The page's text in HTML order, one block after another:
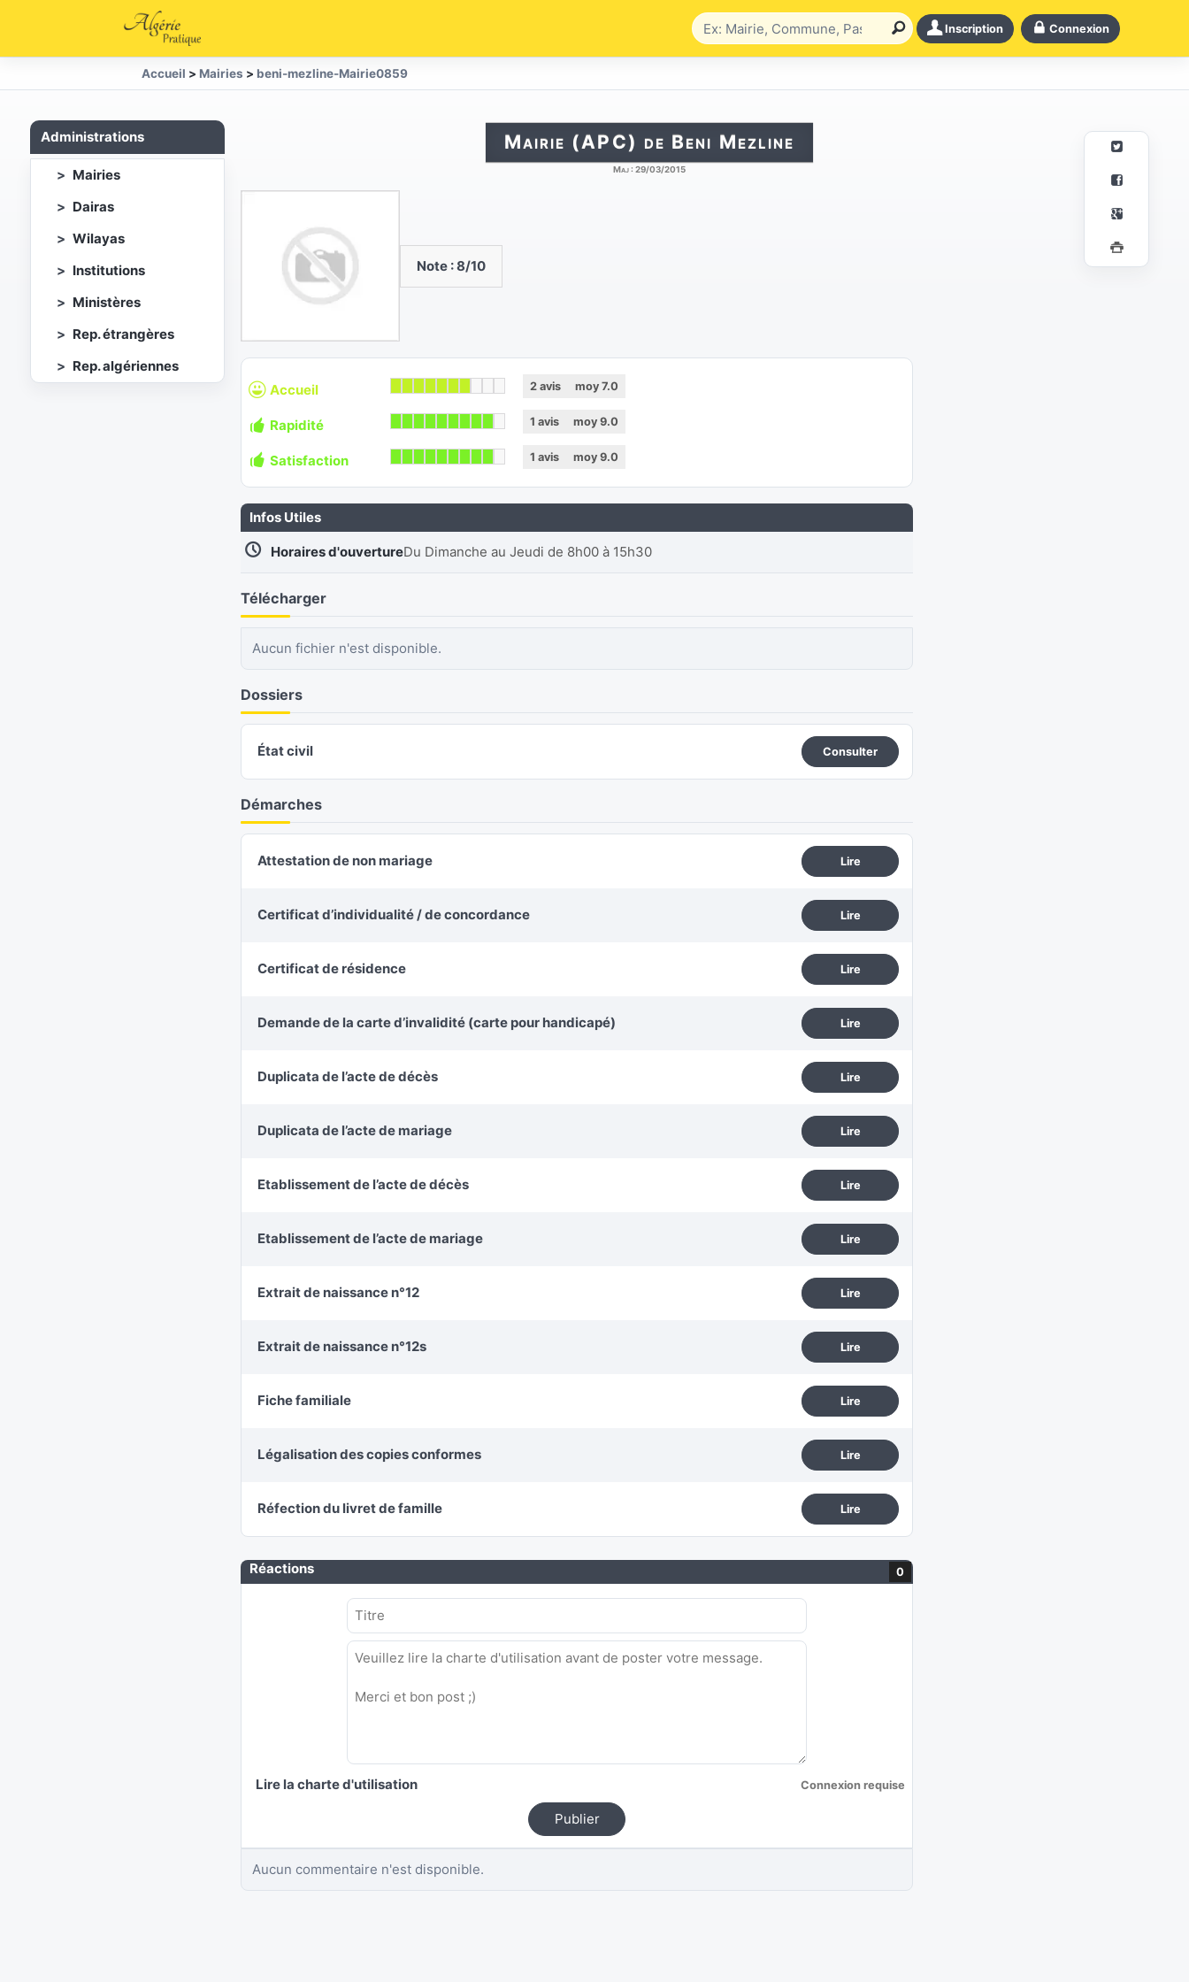
Inscription Connexion
Accueil > Mairies > beni-mezline-Mairie0859
Administrations
Mairies
Dairas
Wilayas
Institutions
Ministères
Rep. étrangères
Rep. algériennes
Mairie (APC) de Beni Mezline
Maj : 29/03/2015
Note :8/10
Accueil 2 avis moy 7.0
Rapidité 1 avis moy 9.0
Satisfaction 1 avis moy 9.0
Infos Utiles
Horaires d'ouvertureDu Dimanche au Jeudi de 8h00 à 15h30
Télécharger
Aucun fichier n'est disponible.
Dossiers
État civil Consulter
Démarches
Attestation de non mariage Lire
Certificat d’individualité / de concordance Lire
Certificat de résidence Lire
Demande de la carte d’invalidité (carte pour handicapé) Lire
Duplicata de l’acte de décès Lire
Duplicata de l’acte de mariage Lire
Etablissement de l’acte de décès Lire
Etablissement de l’acte de mariage Lire
Extrait de naissance n°12 Lire
Extrait de naissance n°12s Lire
Fiche familiale Lire
Légalisation des copies conformes Lire
Réfection du livret de famille Lire
Réactions 0
Lire la charte d'utilisation Connexion requise
Publier
Aucun commentaire n'est disponible.